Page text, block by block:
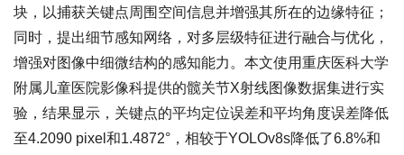
块，以捕获关键点周围空间信息并增强其所在的边缘特征；
同时，提出细节感知网络，对多层级特征进行融合与优化，
增强对图像中细微结构的感知能力。本文使用重庆医科大学
附属儿童医院影像科提供的髋关节X射线图像数据集进行实
验，结果显示，关键点的平均定位误差和平均角度误差降低
至4.2090 pixel和1.4872°，相较于YOLOv8s降低了6.8%和